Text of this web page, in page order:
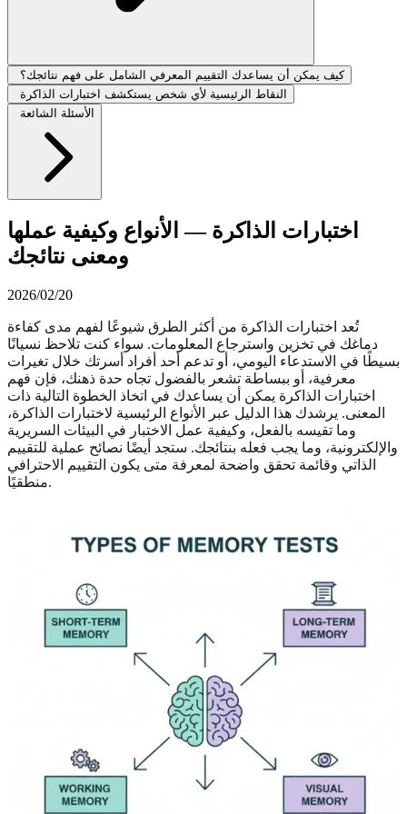
كيف يمكن أن يساعدك التقييم المعرفي الشامل على فهم نتائجك؟
النقاط الرئيسية لأي شخص يستكشف اختبارات الذاكرة
الأسئلة الشائعة
اختبارات الذاكرة — الأنواع وكيفية عملها
ومعنى نتائجك
2026/02/20
تُعد اختبارات الذاكرة من أكثر الطرق شيوعًا لفهم مدى كفاءة
دماغك في تخزين واسترجاع المعلومات. سواء كنت تلاحظ نسيانًا
بسيطًا في الاستدعاء اليومي، أو تدعم أحد أفراد أسرتك خلال تغيرات
معرفية، أو ببساطة تشعر بالفضول تجاه حدة ذهنك، فإن فهم
اختبارات الذاكرة يمكن أن يساعدك في اتخاذ الخطوة التالية ذات
المعنى. يرشدك هذا الدليل عبر الأنواع الرئيسية لاختبارات الذاكرة،
وما تقيسه بالفعل، وكيفية عمل الاختبار في البيئات السريرية
والإلكترونية، وما يجب فعله بنتائجك. ستجد أيضًا نصائح عملية للتقييم
الذاتي وقائمة تحقق واضحة لمعرفة متى يكون التقييم الاحترافي
منطقيًا.